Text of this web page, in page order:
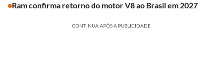
Ram confirma retorno do motor V8 ao Brasil em 2027
CONTINUA APÓS A PUBLICIDADE